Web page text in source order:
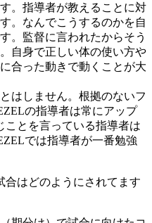
。指導者が教えることに対
。なんでこうするのかを自
。監督に言われたからそう
自身で正しい体の使い方や
合った動きで動くことが大
はしません。根拠のないフ
の指導者は常にアップ
ことを言っている指導者は
では指導者が一番勉強
合はどのようにされてます